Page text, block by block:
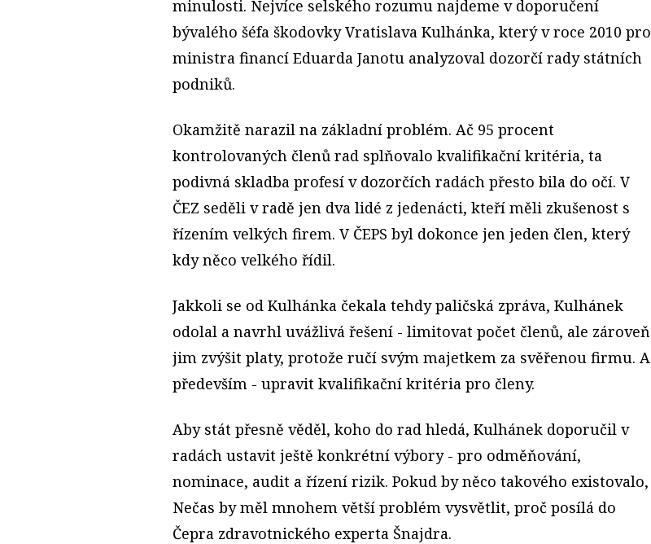
minulosti. Nejvíce selského rozumu najdeme v doporučení
bývalého šéfa škodovky Vratislava Kulhánka, který v roce 2010 pro
ministra financí Eduarda Janotu analyzoval dozorčí rady státních
podniků.
Okamžitě narazil na základní problém. Ač 95 procent
kontrolovaných členů rad splňovalo kvalifikační kritéria, ta
podivná skladba profesí v dozorčích radách přesto bila do očí. V
ČEZ seděli v radě jen dva lidé z jedenácti, kteří měli zkušenost s
řízením velkých firem. V ČEPS byl dokonce jen jeden člen, který
kdy něco velkého řídil.
Jakkoli se od Kulhánka čekala tehdy paličská zpráva, Kulhánek
odolal a navrhl uvážlivá řešení - limitovat počet členů, ale zároveň
jim zvýšit platy, protože ručí svým majetkem za svěřenou firmu. A
především - upravit kvalifikační kritéria pro členy.
Aby stát přesně věděl, koho do rad hledá, Kulhánek doporučil v
radách ustavit ještě konkrétní výbory - pro odměňování,
nominace, audit a řízení rizik. Pokud by něco takového existovalo,
Nečas by měl mnohem větší problém vysvětlit, proč posílá do
Čepra zdravotnického experta Šnajdra.